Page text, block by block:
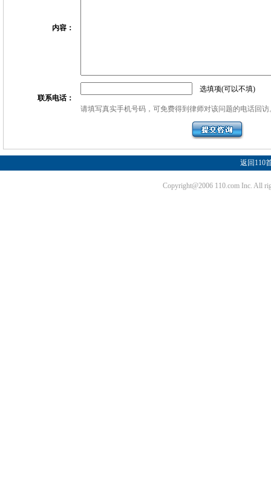
内容：
联系电话：
选填项(可以不填)
请填写真实手机号码，可免费得到律师对该问题的电话回访
返回110
Copyright@2006 110.com Inc. All